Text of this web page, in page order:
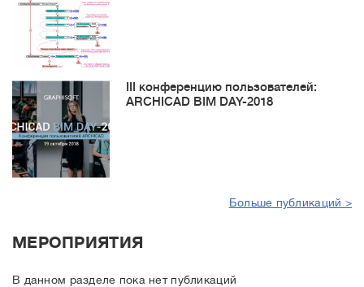
III конференцию пользователей:
ARCHICAD BIM DAY-2018
Больше публикаций >
МЕРОПРИЯТИЯ
В данном разделе пока нет публикаций